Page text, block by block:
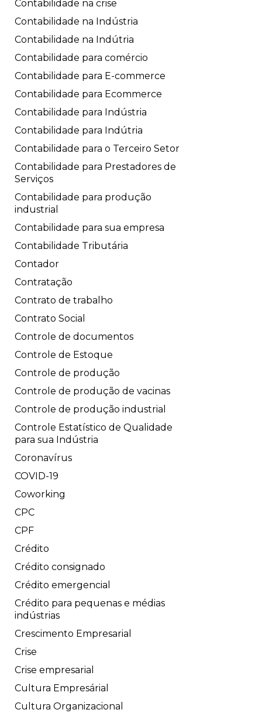
Contabilidade na crise
Contabilidade na Indústria
Contabilidade na Indútria
Contabilidade para comércio
Contabilidade para E-commerce
Contabilidade para Ecommerce
Contabilidade para Indústria
Contabilidade para Indútria
Contabilidade para o Terceiro Setor
Contabilidade para Prestadores de
Serviços
Contabilidade para produção
industrial
Contabilidade para sua empresa
Contabilidade Tributária
Contador
Contratação
Contrato de trabalho
Contrato Social
Controle de documentos
Controle de Estoque
Controle de produção
Controle de produção de vacinas
Controle de produção industrial
Controle Estatístico de Qualidade
para sua Indústria
Coronavírus
COVID-19
Coworking
CPC
CPF
Crédito
Crédito consignado
Crédito emergencial
Crédito para pequenas e médias
indústrias
Crescimento Empresarial
Crise
Crise empresarial
Cultura Empresárial
Cultura Organizacional